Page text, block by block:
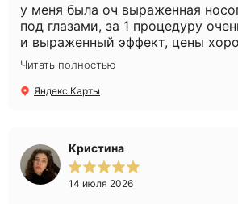
у меня была оч выраженная
под глазами, за 1 процедуру
и выраженный эффект, цены
очень слэйный, советы очень
действенные
Читать полностью
Яндекс Карты
Кристина
14 июля 2026